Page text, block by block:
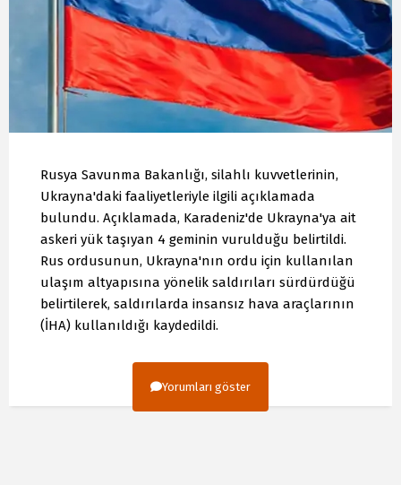
Rusya Savunma Bakanlığı, silahlı kuvvetlerinin,
Ukrayna'daki faaliyetleriyle ilgili açıklamada
bulundu. Açıklamada, Karadeniz'de Ukrayna'ya ait
askeri yük taşıyan 4 geminin vurulduğu belirtildi.
Rus ordusunun, Ukrayna'nın ordu için kullanılan
ulaşım altyapısına yönelik saldırıları sürdürdüğü
belirtilerek, saldırılarda insansız hava araçlarının
(İHA) kullanıldığı kaydedildi.
Yorumları göster